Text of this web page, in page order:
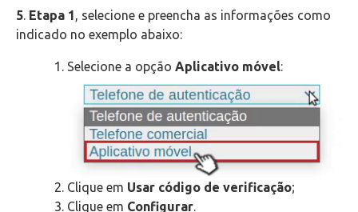
5. Etapa 1, selecione e preencha as informações como
indicado no exemplo abaixo:
Selecione a opção Aplicativo móvel:
Clique em Usar código de verificação;
Clique em Configurar.